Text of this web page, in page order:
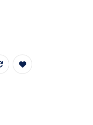
Panel süllyeszthető